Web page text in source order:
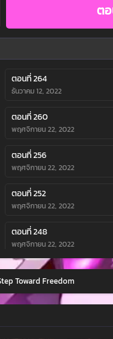
ต
ตอนที่ 264
ธันวาคม 12, 2022
ตอนที่ 260
พฤศจิกายน 22, 2022
ตอนที่ 256
พฤศจิกายน 22, 2022
ตอนที่ 252
พฤศจิกายน 22, 2022
ตอนที่ 248
พฤศจิกายน 22, 2022
ตอนที่ 244
พฤศจิกายน 22, 2022
ตอนที่ 240
Toward Freedom